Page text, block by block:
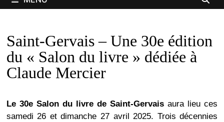
Saint-Gervais – Une 30e édition
du « Salon du livre » dédiée à
Claude Mercier
Le 30e Salon du livre de Saint-Gervais aura lieu ces
samedi 26 et dimanche 27 avril 2025. Trois décennies